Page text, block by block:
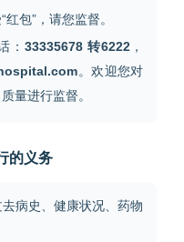
包”，请您监督。
： 33335678 转6222，
。欢迎您对
量进行监督。
的义务
病史、健康状况、药物